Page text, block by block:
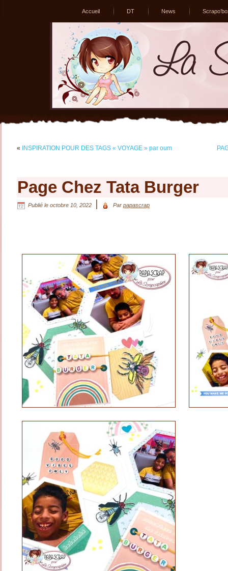
Accueil DT News
« INSPIRATION POUR DES TAGS « VOYAGE » par oum
Page Chez Tata Burger
Publié le octobre 10, 2022 Par papascrap